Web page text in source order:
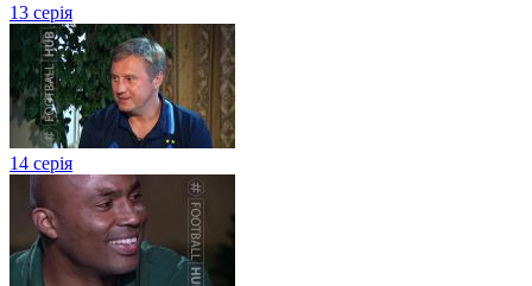
13 серія
14 серія